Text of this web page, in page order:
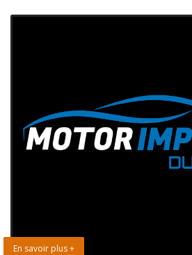
En savoir plus +